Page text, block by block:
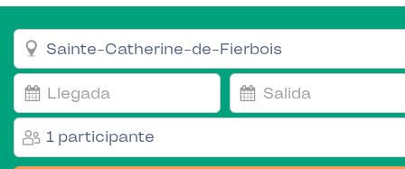
1 participante